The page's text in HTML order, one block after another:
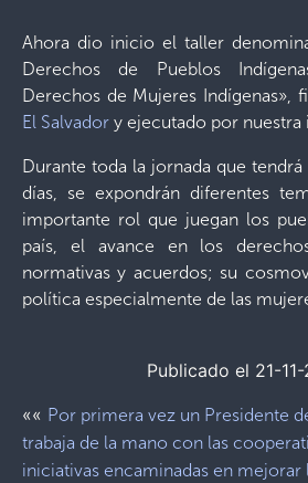
Ahora dio inicio el taller
Derechos de Pueblos
Derechos de Mujeres Indígenas»,
El Salvador y ejecutado por nuestra
Durante toda la jornada que
días, se expondrán diferentes
importante rol que juegan los
país, el avance en los
normativas y acuerdos; su
política especialmente de las
Publicado el 21-11-
«« Por primera vez un Presidente
trabaja de la mano con las
iniciativas encaminadas en mejorar